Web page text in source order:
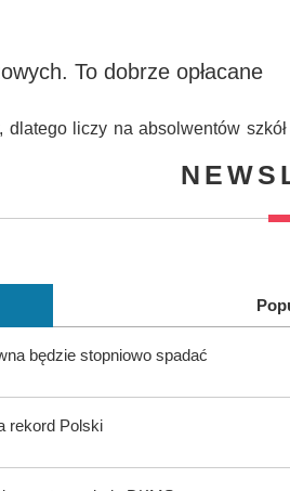
To dobrze opłacane
liczy na absolwentów szkół
będzie stopniowo spadać
rekord Polski